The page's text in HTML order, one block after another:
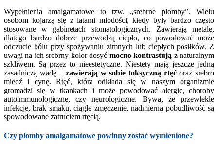
Wypełnienia amalgamatowe to tzw. „srebrne plomby”. Wielu
osobom kojarzą się z latami młodości, kiedy były bardzo często
stosowane w gabinetach stomatologicznych. Zawierają metale,
dlatego bardzo dobrze przewodzą ciepło, co powodować może
odczucie bólu przy spożywaniu zimnych lub ciepłych posiłków. Z
uwagi na ich srebrny kolor dosyć mocno kontrastują z naturalnym
szkliwem. Są przez to nieestetyczne. Niestety mają jeszcze jedną
zasadniczą wadę – zawierają w sobie toksyczną rtęćoraz srebro
miedź i cynę. Rtęć, która odkłada się w naszym organizmie
gromadzi się w tkankach i może powodować alergie, choroby
autoimmunologiczne, czy neurologiczne. Bywa, że przewlekłe
infekcje, brak smaku, ciągłe zmęczenie, nadmierna pobudliwość są
spowodowane zatruciem rtęcią.
Czy plomby amalgamatowe powinny zostać wymienione?